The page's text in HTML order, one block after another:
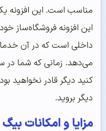
مناسب است. این افزونه
داخلی است که در آن
می‌دهد. زمانی که شما
کنید دیگر قادر نخواهید
دیگر بروید.
مزایا و امکانات